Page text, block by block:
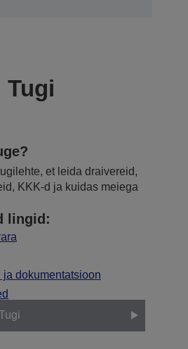
Tugi
et leida draivereid,
KKK-d ja kuidas meiega
lingid:
ja dokumentatsioon